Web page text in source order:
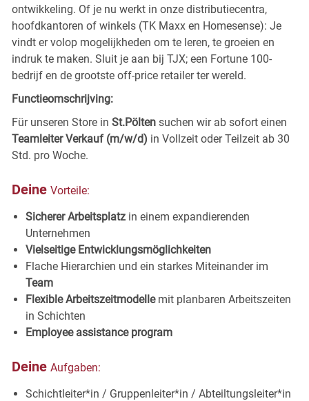
ontwikkeling. Of je nu werkt in onze distributiecentra,
hoofdkantoren of winkels (TK Maxx en Homesense): Je
vindt er volop mogelijkheden om te leren, te groeien en
indruk te maken. Sluit je aan bij TJX; een Fortune 100-
bedrijf en de grootste off-price retailer ter wereld.
Functieomschrijving:
Für unseren Store in St.Pölten suchen wir ab sofort einen
Teamleiter Verkauf (m/w/d) in Vollzeit oder Teilzeit ab 30
Std. pro Woche.
Deine Vorteile:
Sicherer Arbeitsplatzin einem expandierenden
Unternehmen
Vielseitige Entwicklungsmöglichkeiten
Flache Hierarchien und ein starkes Miteinander im
Team
Flexible Arbeitszeitmodellemit planbaren Arbeitszeiten
in Schichten
Employee assistance program
Deine Aufgaben:
Schichtleiter*in / Gruppenleiter*in / Abteiltungsleiter*in